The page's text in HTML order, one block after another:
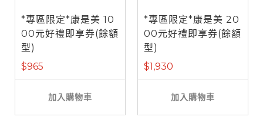
*專區限定*康是美 10
00元好禮即享券(餘額
型)
$965
加入購物車
*專區限定*康是美 20
00元好禮即享券(餘額
型)
$1,930
加入購物車